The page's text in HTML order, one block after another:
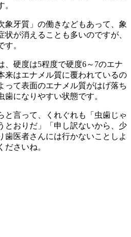
象牙質」の働きなどもあって、象
状が消えることも多いのですが、
。
、硬度は5程度で硬度6～7のエナ
来はエナメル質に覆われているの
って表面のエナメル質がはげ落ち
になりやすい状態です。
と言って、くれぐれも「虫歯じゃ
とおりだ」「申し訳ないから、少
歯医者さんには行かないことしよ
ださいね。